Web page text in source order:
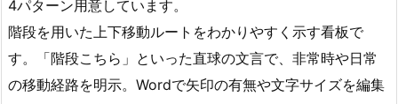
4パターン用意しています。
階段を用いた上下移動ルートをわかりやすく示す看板で
す。「階段こちら」といった直球の文言で、非常時や日常
の移動経路を明示。Wordで矢印の有無や文字サイズを編集